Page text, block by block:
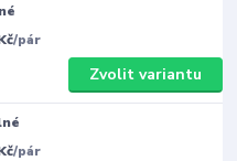
/pár
Zvolit variantu
/pár